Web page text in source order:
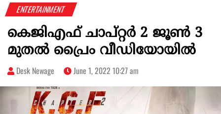
ENTERTAINMENT
കെജിഎഫ് ചാപ്റ്റര്‍ 2 ജൂണ്‍ 3
മുതല്‍ പ്രൈം വീഡിയോയില്‍
Desk Newage June 1, 2022 10:27 am